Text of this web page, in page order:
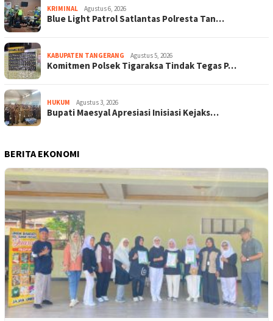
KRIMINAL Agustus 6, 2026
Blue Light Patrol Satlantas Polresta Tan…
KABUPATEN TANGERANG Agustus 5, 2026
Komitmen Polsek Tigaraksa Tindak Tegas P…
HUKUM Agustus 3, 2026
Bupati Maesyal Apresiasi Inisiasi Kejaks…
BERITA EKONOMI